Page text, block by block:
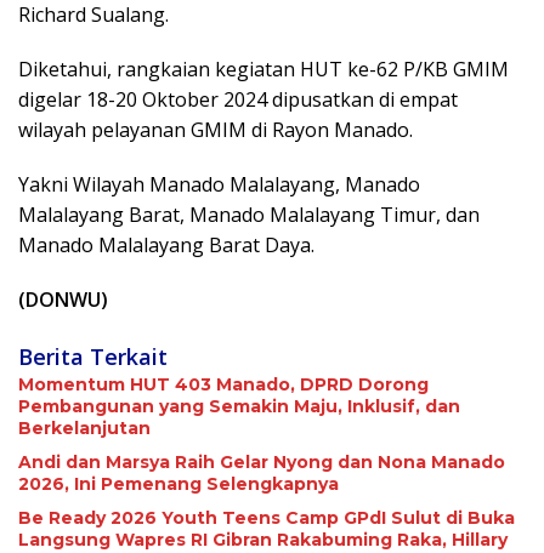
Richard Sualang.
Diketahui, rangkaian kegiatan HUT ke-62 P/KB GMIM
digelar 18-20 Oktober 2024 dipusatkan di empat
wilayah pelayanan GMIM di Rayon Manado.
Yakni Wilayah Manado Malalayang, Manado
Malalayang Barat, Manado Malalayang Timur, dan
Manado Malalayang Barat Daya.
(DONWU)
Berita Terkait
Momentum HUT 403 Manado, DPRD Dorong
Pembangunan yang Semakin Maju, Inklusif, dan
Berkelanjutan
Andi dan Marsya Raih Gelar Nyong dan Nona Manado
2026, Ini Pemenang Selengkapnya
Be Ready 2026 Youth Teens Camp GPdI Sulut di Buka
Langsung Wapres RI Gibran Rakabuming Raka, Hillary